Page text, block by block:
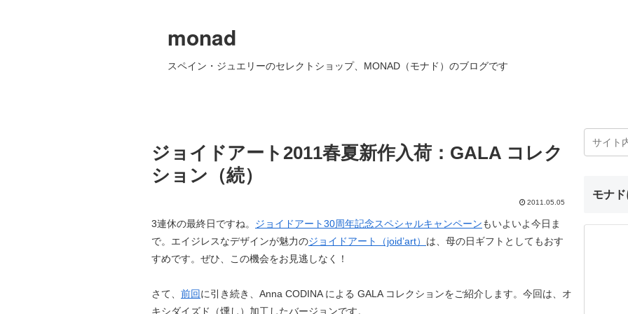
monad
スペイン・ジュエリーのセレクトショップ、MONAD（モナド）のブログです
ジョイドアート2011春夏新作入荷：GALA コレク
ション（続）
2011.05.05
3連休の最終日ですね。 ジョイドアート30周年記念スペシャルキャンペーンもいよいよ今日ま
で。エイジレスなデザインが魅力のジョイドアート（joid’art） は、母の日ギフトとしてもおす
すめです。ぜひ、この機会をお見逃しなく！
さて、 前回に引き続き、Anna CODINA による GALA コレクションをご紹介します。今回は、オ
キシダイズド（燻し）加工したバージョンです。
モナ